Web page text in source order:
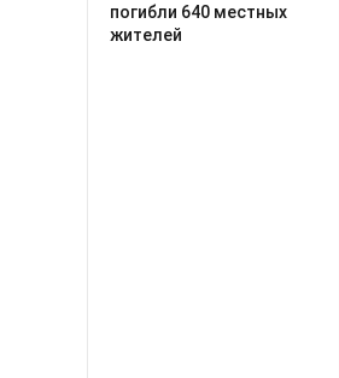
погибли 640 местных
жителей